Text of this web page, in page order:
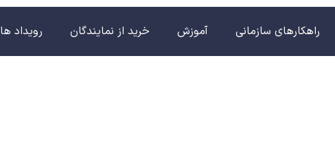
راهکارهای سازمانی آموزش خرید از نمایندگان رویداد ها